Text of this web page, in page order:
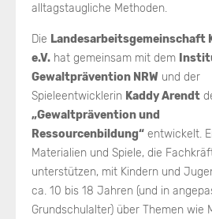
alltagstaugliche Methoden.
Die Landesarbeitsgemeinschaft
e.V. hat gemeinsam mit dem
Gewaltprävention NRW und der
Spieleentwicklerin Kaddy Arendt
„Gewaltprävention und
Ressourcenbildung“ entwickelt.
Materialien und Spiele, die
unterstützen, mit Kindern und
ca. 10 bis 18 Jahren (und in
Grundschulalter) über Themen wie